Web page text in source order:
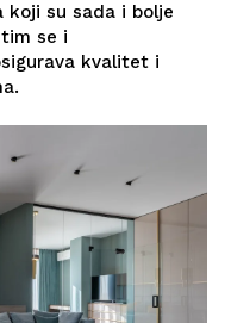
koji su sada i bolje
se i
kvalitet i